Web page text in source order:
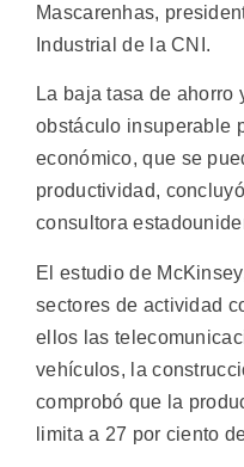
Mascarenhas,
Industrial de la CNI.
La baja tasa de ahorro
obstáculo insuperable
económico, que se
productividad,
consultora
El estudio de
sectores de actividad
ellos las
vehículos, la
comprobó que la
limita a 27 por ciento